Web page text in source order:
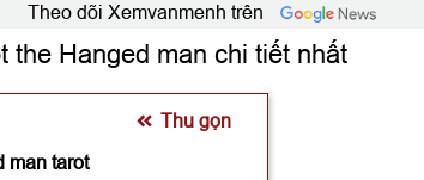
Theo dõi Xemvanmenh trên
the Hanged man chi tiết nhất
Thu gọn
man tarot